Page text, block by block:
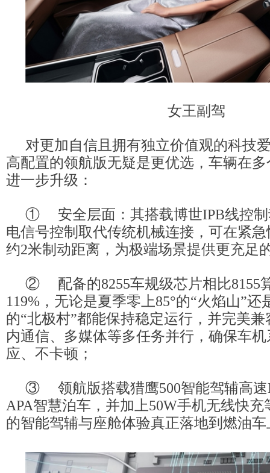
女王副驾
对更加自信且拥有独立价值观的科技
高配置的领航版无疑是更优选，车辆在
进一步升级：
① 安全层面：其搭载博世IPB线控制
电信号控制取代传统机械连接，可在紧
约2米制动距离，为极端场景提供更充足
② 配备的8255车规级芯片相比8155
119%，无论是夏季零上85°的“火焰山”还
的“北极村”都能保持稳定运行，并完美
内通信、多媒体等多任务并行，确保车
应、不卡顿；
③ 领航版搭载猎鹰500智能驾辅高速
APA智慧泊车，并加上50W手机无线快
的智能驾辅与座舱体验真正落地到燃油车